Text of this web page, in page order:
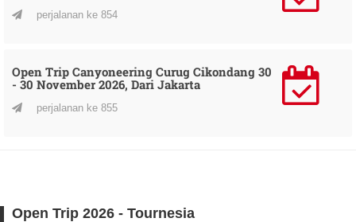
perjalanan ke 854
Open Trip Canyoneering Curug Cikondang 30
- 30 November 2026, Dari Jakarta
perjalanan ke 855
Open Trip 2026 - Tournesia